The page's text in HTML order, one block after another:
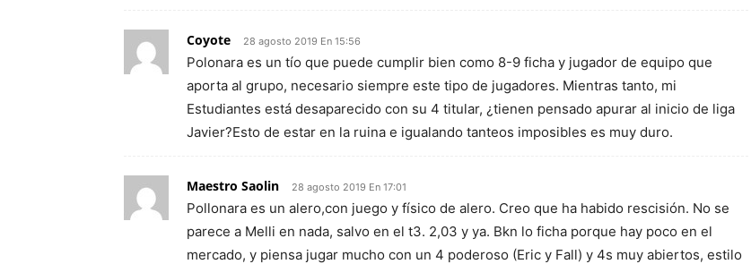
Coyote 28 agosto 2019 En 15:56
Polonara es un tío que puede cumplir bien como 8-9 ficha y jugador de equipo que
aporta al grupo, necesario siempre este tipo de jugadores. Mientras tanto, mi
Estudiantes está desaparecido con su 4 titular, ¿tienen pensado apurar al inicio de liga
Javier?Esto de estar en la ruina e igualando tanteos imposibles es muy duro.
Maestro Saolin 28 agosto 2019 En 17:01
Pollonara es un alero,con juego y físico de alero. Creo que ha habido rescisión. No se
parece a Melli en nada, salvo en el t3. 2,03 y ya. Bkn lo ficha porque hay poco en el
mercado, y piensa jugar mucho con un 4 poderoso (Eric y Fall) y 4s muy abiertos, estilo